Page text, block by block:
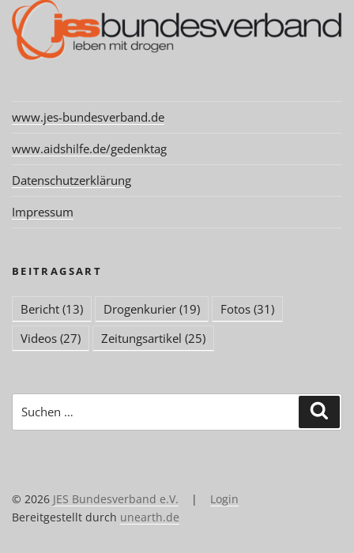
www.jes-bundesverband.de
www.aidshilfe.de/gedenktag
Datenschutzerklärung
Impressum
BEITRAGSART
Bericht (13) Drogenkurier (19) Fotos (31)
Videos (27) Zeitungsartikel (25)
nach:
© 2026 JES Bundesverband e.V. | Login
Bereitgestellt durch unearth.de